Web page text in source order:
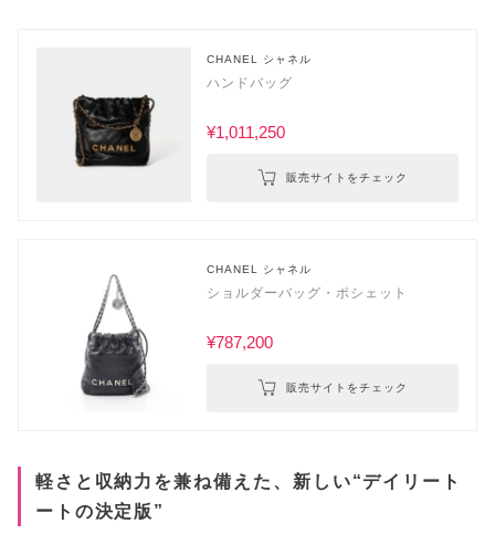
CHANEL シャネル
ハンドバッグ
¥1,011,250
販売サイトをチェック
CHANEL シャネル
ショルダーバッグ・ポシェット
¥787,200
販売サイトをチェック
軽さと収納力を兼ね備えた、新しい“デイリート
ートの決定版”